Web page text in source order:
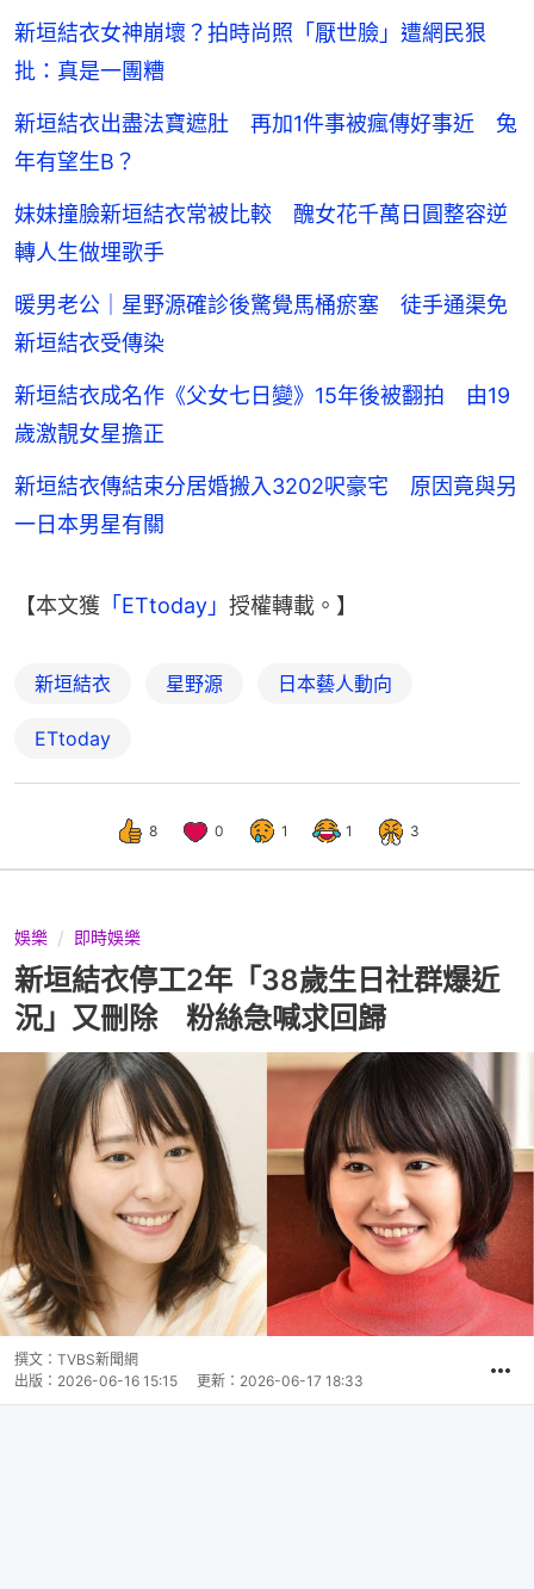
新垣結衣女神崩壞？拍時尚照「厭世臉」遭網民狠
批：真是一團糟
新垣結衣出盡法寶遮肚 再加1件事被瘋傳好事近 兔
年有望生B？
妹妹撞臉新垣結衣常被比較 醜女花千萬日圓整容逆
轉人生做埋歌手
暖男老公｜星野源確診後驚覺馬桶瘀塞 徒手通渠免
新垣結衣受傳染
新垣結衣成名作《父女七日變》15年後被翻拍 由19
歲激靚女星擔正
新垣結衣傳結束分居婚搬入3202呎豪宅 原因竟與另
一日本男星有關
【本文獲 「ETtoday」 授權轉載。】
新垣結衣 星野源 日本藝人動向
ETtoday
8 0 1 1 3
娛樂 即時娛樂
新垣結衣停工2年「38歲生日社群爆近
況」又刪除 粉絲急喊求回歸
撰文： TVBS新聞網
出版： 2026-06-16 15:15 更新： 2026-06-17 18:33